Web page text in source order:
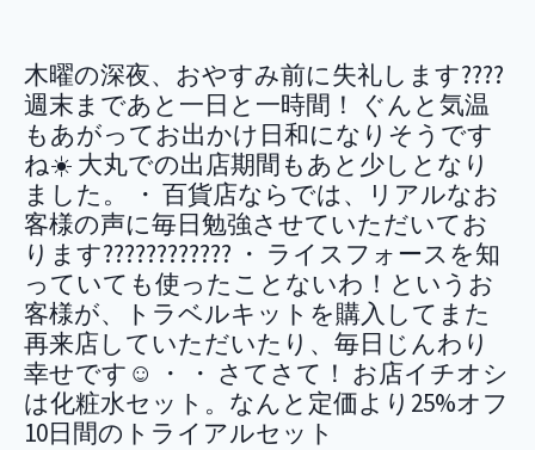
木曜の深夜、おやすみ前に失礼します????
週末まであと一日と一時間！ ぐんと気温
もあがってお出かけ日和になりそうです
ね☀️ 大丸での出店期間もあと少しとなり
ました。 ・ 百貨店ならでは、リアルなお
客様の声に毎日勉強させていただいてお
ります???????????? ・ ライスフォースを知
っていても使ったことないわ！というお
客様が、トラベルキットを購入してまた
再来店していただいたり、毎日じんわり
幸せです☺️ ・ ・ さてさて！ お店イチオシ
は化粧水セット。なんと定価より25%オフ
10日間のトライアルセット